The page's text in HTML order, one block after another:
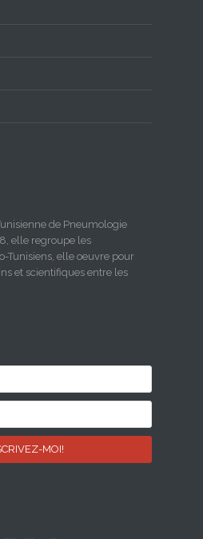
de Pneumologie
elle regroupe les
Tunisiens, elle oeuvre pour
et scientifiques entre les